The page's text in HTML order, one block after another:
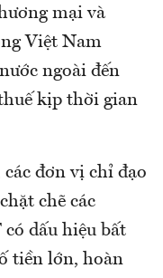
mại và
Việt Nam
ngoài đến
kịp thời gian
đơn vị chỉ đạo
chẽ các
dấu hiệu bất
tiền lớn, hoàn